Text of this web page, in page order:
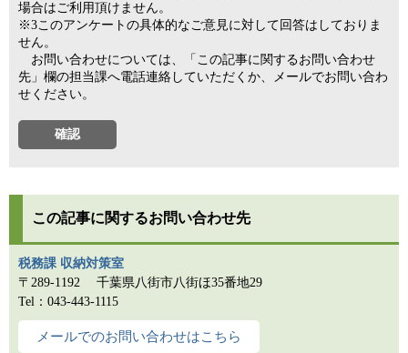
場合はご利用頂けません。
※3このアンケートの具体的なご意見に対して回答はしておりま
せん。
お問い合わせについては、「この記事に関するお問い合わせ
先」欄の担当課へ電話連絡していただくか、メールでお問い合わ
せください。
この記事に関するお問い合わせ先
税務課 収納対策室
〒289-1192
千葉県八街市八街ほ35番地29
Tel：043-443-1115
メールでのお問い合わせはこちら